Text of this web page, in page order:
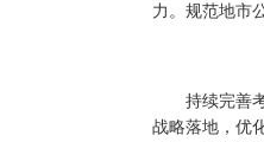
力。规范地市
持续完善考
战略落地，优